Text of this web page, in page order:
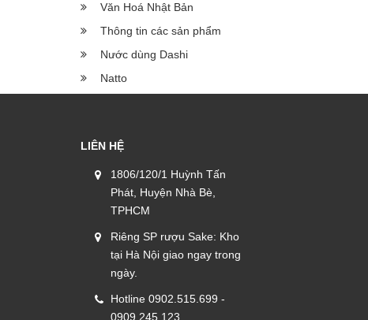
Văn Hoá Nhật Bản
Thông tin các sản phẩm
Nước dùng Dashi
Natto
LIÊN HỆ
1806/120/1 Huỳnh Tấn
Phát, Huyện Nhà Bè,
TPHCM
Riêng SP rượu Sake: Kho
tại Hà Nội giao ngay trong
ngày.
Hotline 0902.515.699 -
0909.245.123